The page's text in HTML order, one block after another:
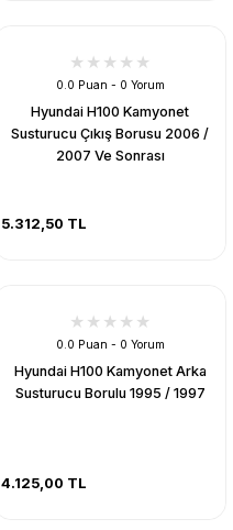
0.0 Puan - 0 Yorum
Hyundai H100 Kamyonet
Susturucu Çıkış Borusu 2006 /
2007 Ve Sonrası
5.312,50 TL
0.0 Puan - 0 Yorum
Hyundai H100 Kamyonet Arka
Susturucu Borulu 1995 / 1997
4.125,00 TL